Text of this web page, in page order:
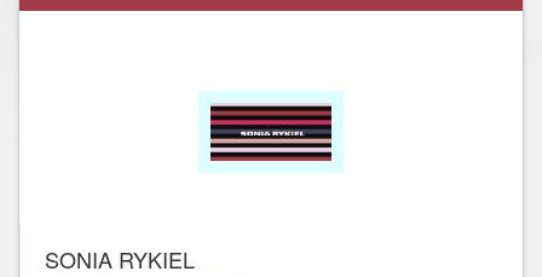
SONIA RYKIEL